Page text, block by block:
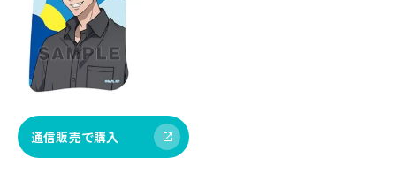
通信販売で購入